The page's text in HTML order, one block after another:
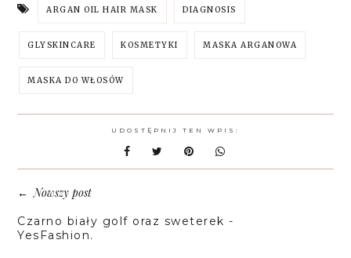
ARGAN OIL HAIR MASK DIAGNOSIS
GLYSKINCARE KOSMETYKI MASKA ARGANOWA
MASKA DO WŁOSÓW
UDOSTĘPNIJ TEN WPIS:
←Nowszy post
Czarno biały golf oraz sweterek -
YesFashion.